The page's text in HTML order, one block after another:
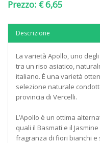
Prezzo: € 6,65
Descrizione
La varietà Apollo, uno
tra un riso asiatico,
italiano. È una varietà
selezione naturale
provincia di Vercelli.
L’Apollo è un ottima
quali il Basmati e il
fragranza di fiori bianchi e